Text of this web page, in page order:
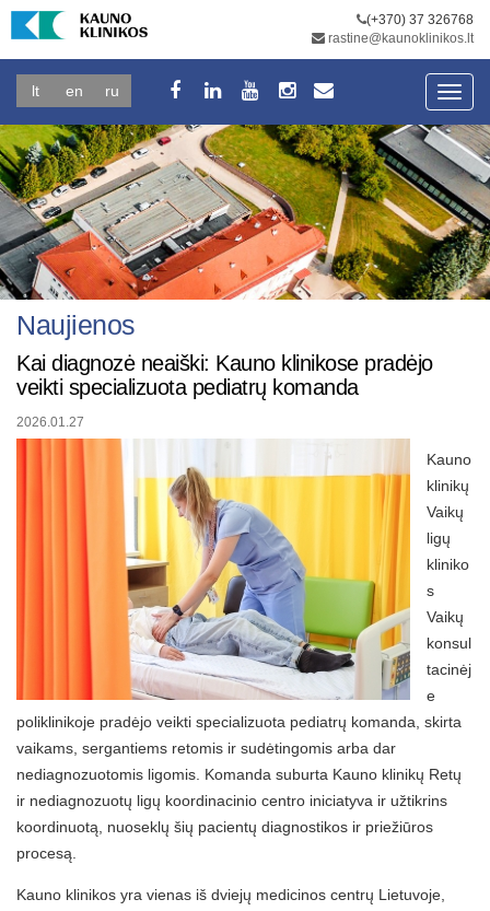
(+370) 37 326768
rastine@kaunoklinikos.lt
lt en ru
Naujienos
Kai diagnozė neaiški: Kauno klinikose pradėjo
veikti specializuota pediatrų komanda
2026.01.27
Kauno
klinikų
Vaikų
ligų
kliniko
s
Vaikų
konsul
tacinėj
e
poliklinikoje pradėjo veikti specializuota pediatrų komanda, skirta
vaikams, sergantiems retomis ir sudėtingomis arba dar
nediagnozuotomis ligomis. Komanda suburta Kauno klinikų Retų
ir nediagnozuotų ligų koordinacinio centro iniciatyva ir užtikrins
koordinuotą, nuoseklų šių pacientų diagnostikos ir priežiūros
procesą.
Kauno klinikos yra vienas iš dviejų medicinos centrų Lietuvoje,